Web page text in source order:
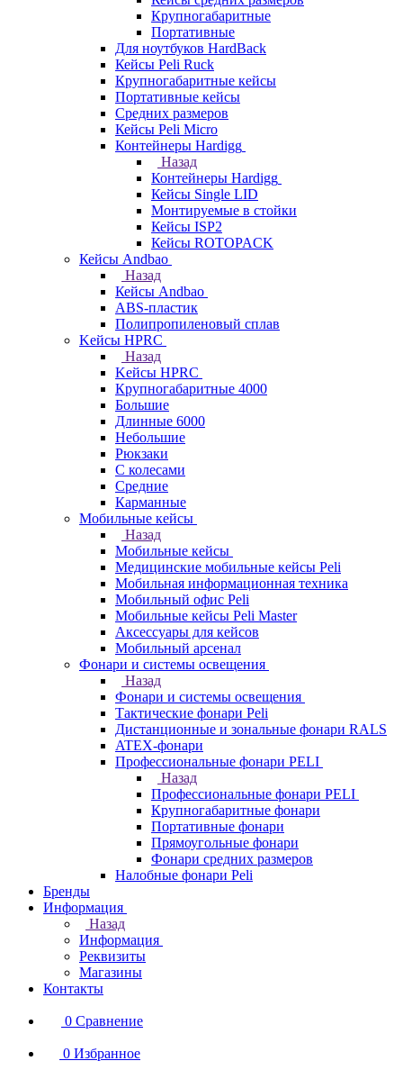
Крупногабаритные
Портативные
Для ноутбуков HardBack
Кейсы Peli Ruck
Крупногабаритные кейсы
Портативные кейсы
Средних размеров
Кейсы Peli Micro
Контейнеры Hardigg
Назад
Контейнеры Hardigg
Кейсы Single LID
Монтируемые в стойки
Кейсы ISP2
Кейсы ROTOPACK
Кейсы Andbao
Назад
Кейсы Andbao
ABS-пластик
Полипропиленовый сплав
Kейсы HPRC
Назад
Kейсы HPRC
Крупногабаритные 4000
Большие
Длинные 6000
Небольшие
Рюкзаки
С колесами
Средние
Карманные
Мобильные кейсы
Назад
Мобильные кейсы
Медицинские мобильные кейсы Peli
Мобильная информационная техника
Мобильный офис Peli
Мобильные кейсы Peli Master
Аксессуары для кейсов
Мобильный арсенал
Фонари и системы освещения
Назад
Фонари и системы освещения
Тактические фонари Peli
Дистанционные и зональные фонари RALS
ATEX-фонари
Профессиональные фонари PELI
Назад
Профессиональные фонари PELI
Крупногабаритные фонари
Портативные фонари
Прямоугольные фонари
Фонари средних размеров
Налобные фонари Peli
Бренды
Информация
Назад
Информация
Реквизиты
Магазины
Контакты
0 Сравнение
0 Избранное